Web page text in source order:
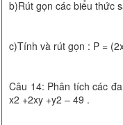
b)Rút gọn các biểu thức
c)Tính và rút gọn : P =
Câu 14: Phân tích các
x2 +2xy +y2 – 49 .